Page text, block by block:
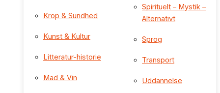
Krop & Sundhed
Kunst & Kultur
Litteratur-historie
Mad & Vin
Spirituelt – Mystik –
Alternativt
Sprog
Transport
Uddannelse